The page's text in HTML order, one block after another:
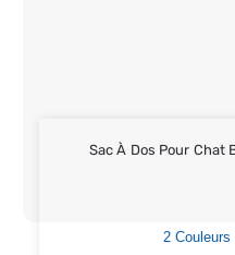
Sac À Dos Pour Chat
2 Couleurs